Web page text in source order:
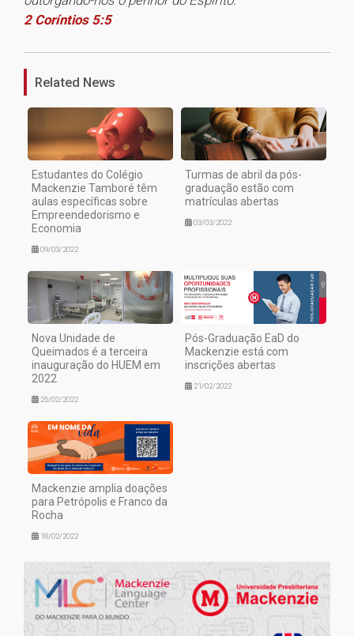
2 Coríntios 5:5
Related News
Estudantes do Colégio
Mackenzie Tamboré têm
aulas específicas sobre
Empreendedorismo e
Economia
09/03/2022
Turmas de abril da pós-
graduação estão com
matrículas abertas
03/03/2022
Nova Unidade de
Queimados é a terceira
inauguração do HUEM em
2022
25/02/2022
Pós-Graduação EaD do
Mackenzie está com
inscrições abertas
21/02/2022
Mackenzie amplia doações
para Petrópolis e Franco da
Rocha
18/02/2022